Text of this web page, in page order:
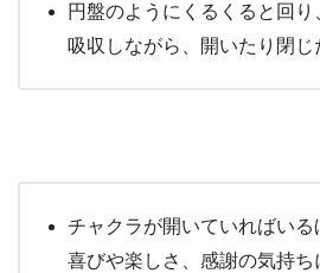
円盤のようにくるくると回
吸収しながら、開いたり閉じ
チャクラが開いていればいる
喜びや楽しさ、感謝の気持